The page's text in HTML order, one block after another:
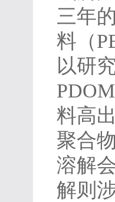
三年
料（
以研
料高
聚合
溶解
解则